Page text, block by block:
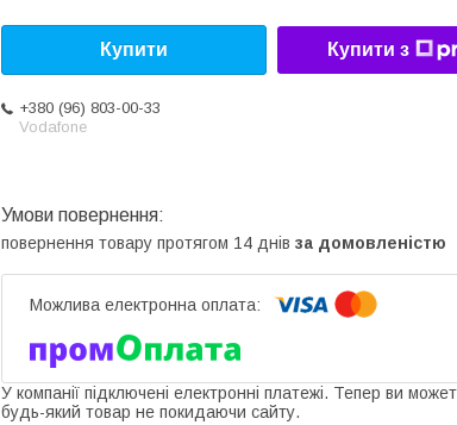
Купити Купити з
+380 (96) 803-00-33
Vodafone
повернення товару протягом 14 днів за домовленістю
У компанії підключені електронні платежі. Тепер ви
будь-який товар не покидаючи сайту.